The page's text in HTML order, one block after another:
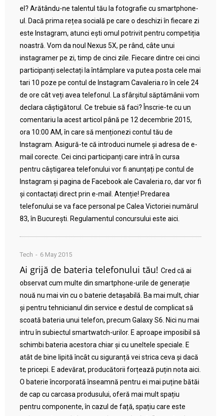
el? Arătându-ne talentul tău la fotografie cu smartphone-
ul. Dacă prima rețea socială pe care o deschizi în fiecare zi
este Instagram, atunci ești omul potrivit pentru competiția
noastră. Vom da noul Nexus 5X, pe rând, câte unui
instagramer pe zi, timp de cinci zile. Fiecare dintre cei cinci
participanți selectați la întâmplare va putea posta cele mai
tari 10 poze pe contul de Instagram Cavaleria.ro în cele 24
de ore cât veți avea telefonul. La sfârșitul săptămânii vom
declara câștigătorul. Ce trebuie să faci? Înscrie-te cu un
comentariu la acest articol până pe 12 decembrie 2015,
ora 10:00 AM, în care să menționezi contul tău de
Instagram. Asigură-te că introduci numele și adresa de e-
mail corecte. Cei cinci participanți care intră în cursa
pentru câștigarea telefonului vor fi anunțați pe contul de
Instagram și pagina de Facebook ale Cavaleria.ro, dar vor fi
și contactați direct prin e-mail. Atenție! Predarea
telefonului se va face personal pe Calea Victoriei numărul
83, în București. Regulamentul concursului este aici.
Tech 6 May 2015
Ai grijă de bateria telefonului tău! Cred că ai
observat cum multe din smartphone-urile de generație
nouă nu mai vin cu o baterie detașabilă. Ba mai mult, chiar
și pentru tehnicianul din service e destul de complicat să
scoată bateria unui telefon, precum Galaxy S6. Nici nu mai
intru în subiectul smartwatch-urilor. E aproape imposibil să
schimbi bateria acestora chiar și cu uneltele speciale. E
atât de bine lipită încât cu siguranță vei strica ceva și dacă
te pricepi. E adevărat, producătorii forțează puțin nota aici.
O baterie încorporată înseamnă pentru ei mai puține bătăi
de cap cu carcasa produsului, oferă mai mult spațiu
pentru componente, în cazul de față, spațiu care este